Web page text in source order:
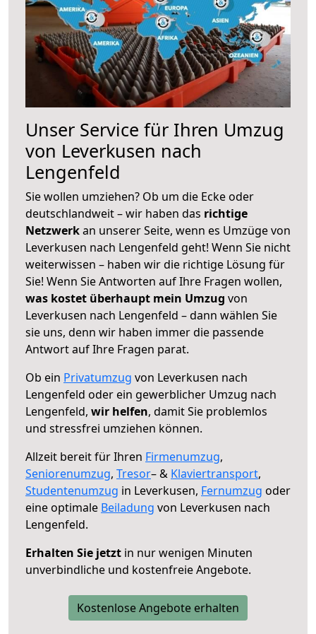
Unser Service für Ihren Umzug
von Leverkusen nach
Lengenfeld
Sie wollen umziehen? Ob um die Ecke oder
deutschlandweit – wir haben das richtige
Netzwerkan unserer Seite, wenn es Umzüge von
Leverkusen nach Lengenfeld geht! Wenn Sie nicht
weiterwissen – haben wir die richtige Lösung für
Sie! Wenn Sie Antworten auf Ihre Fragen wollen,
was kostet überhaupt mein Umzug von
Leverkusen nach Lengenfeld – dann wählen Sie
sie uns, denn wir haben immer die passende
Antwort auf Ihre Fragen parat.
Ob ein Privatumzug von Leverkusen nach
Lengenfeld oder ein gewerblicher Umzug nach
Lengenfeld, wir helfen, damit Sie problemlos
und stressfrei umziehen können.
Allzeit bereit für Ihren Firmenumzug,
Seniorenumzug, Tresor– & Klaviertransport,
Studentenumzug in Leverkusen, Fernumzug oder
eine optimale Beiladung von Leverkusen nach
Lengenfeld.
Erhalten Sie jetzt in nur wenigen Minuten
unverbindliche und kostenfreie Angebote.
Kostenlose Angebote erhalten